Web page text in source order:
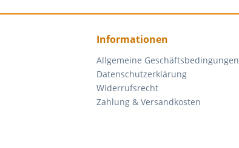
Informationen
Allgemeine Geschäftsbedingungen
Datenschutzerklärung
Widerrufsrecht
Zahlung & Versandkosten